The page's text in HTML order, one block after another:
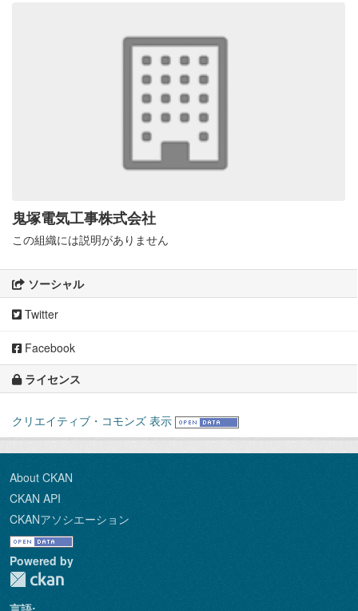
鬼塚電気工事株式会社
この組織には説明がありません
ソーシャル
Twitter
Facebook
ライセンス
クリエイティブ・コモンズ 表示
About CKAN
CKAN API
CKANアソシエーション
Powered by